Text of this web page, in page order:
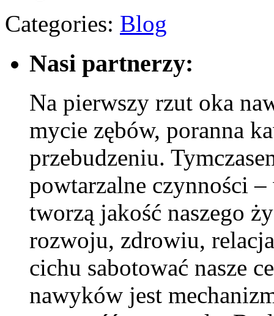
Categories: Blog
Nasi partnerzy:
Na pierwszy rzut oka
mycie zębów, poranna
przebudzeniu.
powtarzalne czynności
tworzą jakość naszego
rozwoju, zdrowiu,
cichu sabotować nasze
nawyków jest